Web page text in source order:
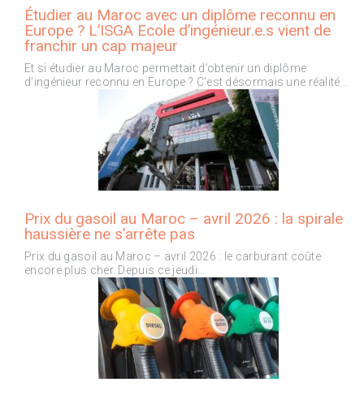
Étudier au Maroc avec un diplôme reconnu en
Europe ? L’ISGA Ecole d’ingénieur.e.s vient de
franchir un cap majeur
Et si étudier au Maroc permettait d’obtenir un diplôme
d’ingénieur reconnu en Europe ? C’est désormais une réalité…
Prix du gasoil au Maroc – avril 2026 : la spirale
haussière ne s’arrête pas
Prix du gasoil au Maroc – avril 2026 : le carburant coûte
encore plus cher. Depuis ce jeudi…